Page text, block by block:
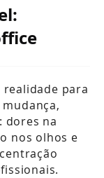
para
dores na
nos olhos e